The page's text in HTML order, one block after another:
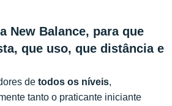
New Balance, para que
que uso, que distância e
de todos os níveis,
tanto o praticante iniciante